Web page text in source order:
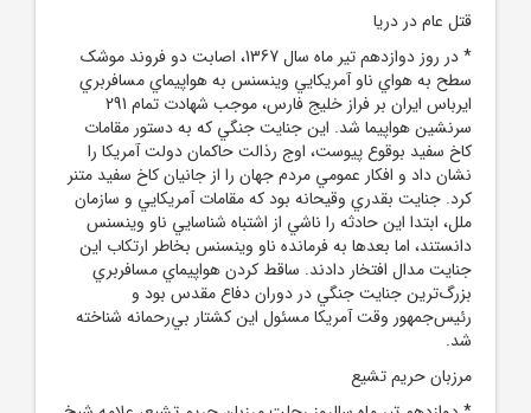
قتل ‌عام در دريا
* در روز دوازدهم تير ماه سال 1367، اصابت دو فروند موشک
سطح به هواي ناو آمريکايي وينسنس به هواپيماي مسافربري
ايرباس ايران بر فراز خليج فارس، موجب شهادت تمام 291
سرنشين هواپيما شد. اين جنايت جنگي که به دستور مقامات
کاخ سفيد بوقوع پيوست، اوج رذالت حاکمان دولت آمريکا را
نشان داد و افکار عمومي مردم جهان را از جانيان کاخ سفيد متنر
کرد. جنايت بقدري وقيحانه بود که مقامات آمريکايي و سازمان
ملل، ابتدا اين حادثه را ناشي از اشتباه شناسايي ناو وينسنس
دانستند، اما بعدها به فرمانده ناو وينسنس بخاطر ارتکاب اين
جنايت مدال افتخار دادند. ساقط کردن هواپيما‌ي مسافربري
بزرگ‌ترين جنايت جنگي در دوران دفاع مقدس بود و
رئيس‌جمهور وقت آمريکا مسئول اين کشتار بي‌رحمانه شناخته
شد.
مرزبان حريم تشيع